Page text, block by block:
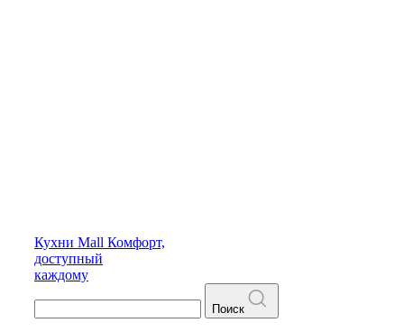
Кухни Mall Комфорт,
доступный
каждому
Поиск